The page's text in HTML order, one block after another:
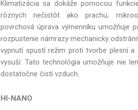
Klimatizácia sa dokáže pomocou
rôznych nečistôt ako prachu,
povrchová úprava výmenníku umožňuje
rozpustenie námrazy mechanicky
vypnutí spustí režim proti tvorbe plesní
vysuší. Tato technológia umožňuje nie
dostatočne čistí vzduch.
HI-NANO